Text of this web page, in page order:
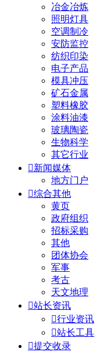
冶金冶炼
照明灯具
空调制冷
安防监控
纺织印染
电子产品
模具冲压
矿石金属
塑料橡胶
涂料油漆
玻璃陶瓷
生物科学
其它行业
新闻媒体
地方门户
综合其他
黄页
政府组织
招标采购
其他
团体协会
军事
考古
天文地理
站长资讯
行业资讯
站长工具
提交收录